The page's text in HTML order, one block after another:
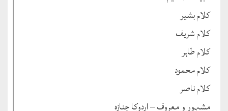
کلام بشیر
کلام شریف
کلام طاہر
کلام محمود
کلام ناصر
مشہور و معروف – اردوکا جنازہ